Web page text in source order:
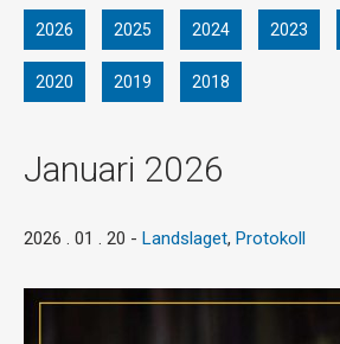
2026 2025 2024 2023
2020 2019 2018
Januari 2026
2026 . 01 . 20 - Landslaget, Protokoll